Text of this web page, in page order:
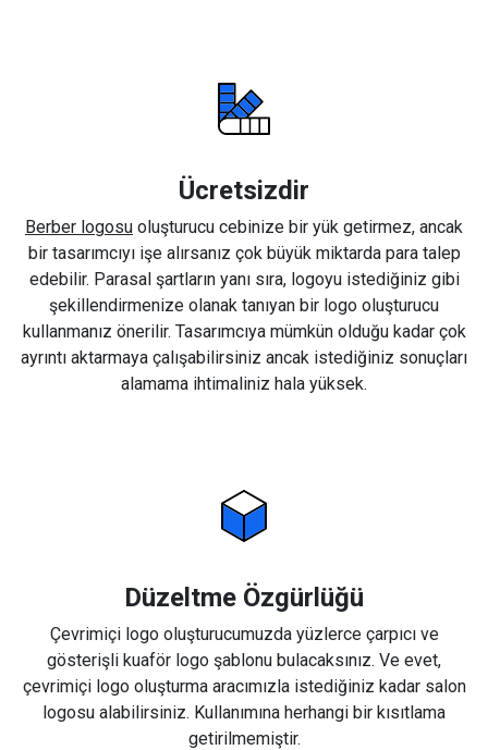
Ücretsizdir
Berber logosu oluşturucu cebinize bir yük getirmez, ancak
bir tasarımcıyı işe alırsanız çok büyük miktarda para talep
edebilir. Parasal şartların yanı sıra, logoyu istediğiniz gibi
şekillendirmenize olanak tanıyan bir logo oluşturucu
kullanmanız önerilir. Tasarımcıya mümkün olduğu kadar çok
ayrıntı aktarmaya çalışabilirsiniz ancak istediğiniz sonuçları
alamama ihtimaliniz hala yüksek.
Düzeltme Özgürlüğü
Çevrimiçi logo oluşturucumuzda yüzlerce çarpıcı ve
gösterişli kuaför logo şablonu bulacaksınız. Ve evet,
çevrimiçi logo oluşturma aracımızla istediğiniz kadar salon
logosu alabilirsiniz. Kullanımına herhangi bir kısıtlama
getirilmemiştir.